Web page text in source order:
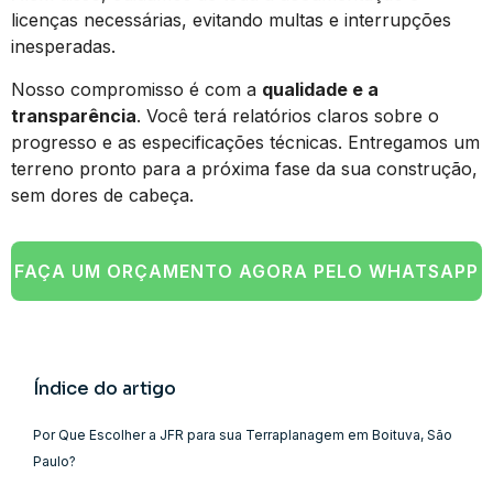
licenças necessárias, evitando multas e interrupções
inesperadas.
Nosso compromisso é com a qualidade e a
transparência. Você terá relatórios claros sobre o
progresso e as especificações técnicas. Entregamos um
terreno pronto para a próxima fase da sua construção,
sem dores de cabeça.
FAÇA UM ORÇAMENTO AGORA PELO WHATSAPP
Índice do artigo
Por Que Escolher a JFR para sua Terraplanagem em Boituva, São
Paulo?